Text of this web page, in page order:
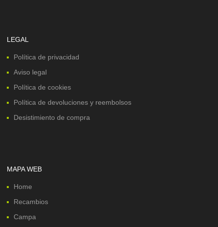
LEGAL
Política de privacidad
Aviso legal
Política de cookies
Política de devoluciones y reembolsos
Desistimiento de compra
MAPA WEB
Home
Recambios
Campa